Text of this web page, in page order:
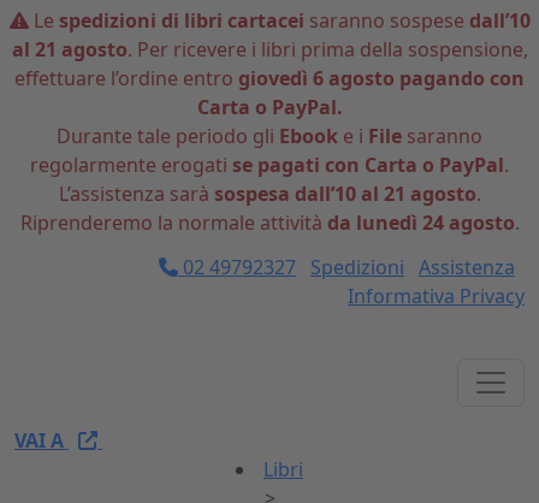
Le spedizioni di libri cartacei saranno sospese dall’10
al 21 agosto. Per ricevere i libri prima della sospensione,
effettuare l’ordine entro giovedì 6 agosto pagando con
Carta o PayPal.
Durante tale periodo gli Ebook e i File saranno
regolarmente erogati se pagati con Carta o PayPal.
L’assistenza sarà sospesa dall’10 al 21 agosto.
Riprenderemo la normale attività da lunedì 24 agosto.
02 49792327 Spedizioni Assistenza
Informativa Privacy
VAI A
Libri